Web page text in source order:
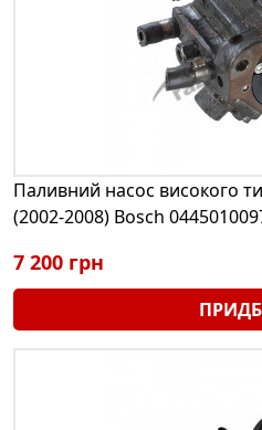
Паливний насос високого
(2002-2008) Bosch
7 200 грн